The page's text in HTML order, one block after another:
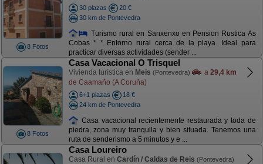
8 Fotos
30 plazas
20 €
30 km de Pontevedra
Turismo rural en Sanxenxo en Pension Rustica As
Cobas * * Entorno rural cerca de la playa. Ideal para
practicar diversas actividades (sender ...
8 Fotos
Casa Vacacional O Trisquel
Vivienda turística en Meis (Pontevedra) a 29,4 km
de Caamaño (A Coruña)
6+1 plazas
18 €
24 km de Pontevedra
Casa vacacional recientemente restaurada y toda de
piedra, zona muy tranquila y bien situada. Tenemos una
ruta de senderismo a 5 minutos y e ...
Casa Loureiro
Casa Rural en Cardín / Caldas de Reis (Pontevedra)